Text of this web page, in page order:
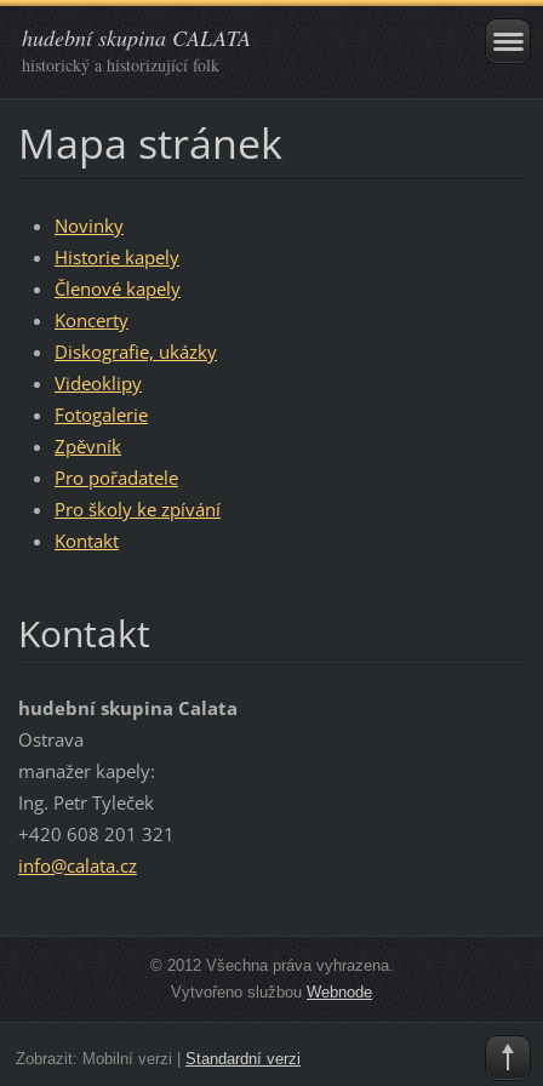
hudební skupina CALATA
historický a historizující folk
Mapa stránek
Novinky
Historie kapely
Členové kapely
Koncerty
Diskografie, ukázky
Videoklipy
Fotogalerie
Zpěvník
Pro pořadatele
Pro školy ke zpívání
Kontakt
Kontakt
hudební skupina Calata
Ostrava
manažer kapely:
Ing. Petr Tyleček
+420 608 201 321
info@calata.cz
© 2012 Všechna práva vyhrazena.
Vytvořeno službouWebnode
Zobrazit: Mobilní verzi Standardní verzi